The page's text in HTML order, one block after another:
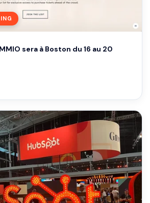
sera à Boston du 16 au 20